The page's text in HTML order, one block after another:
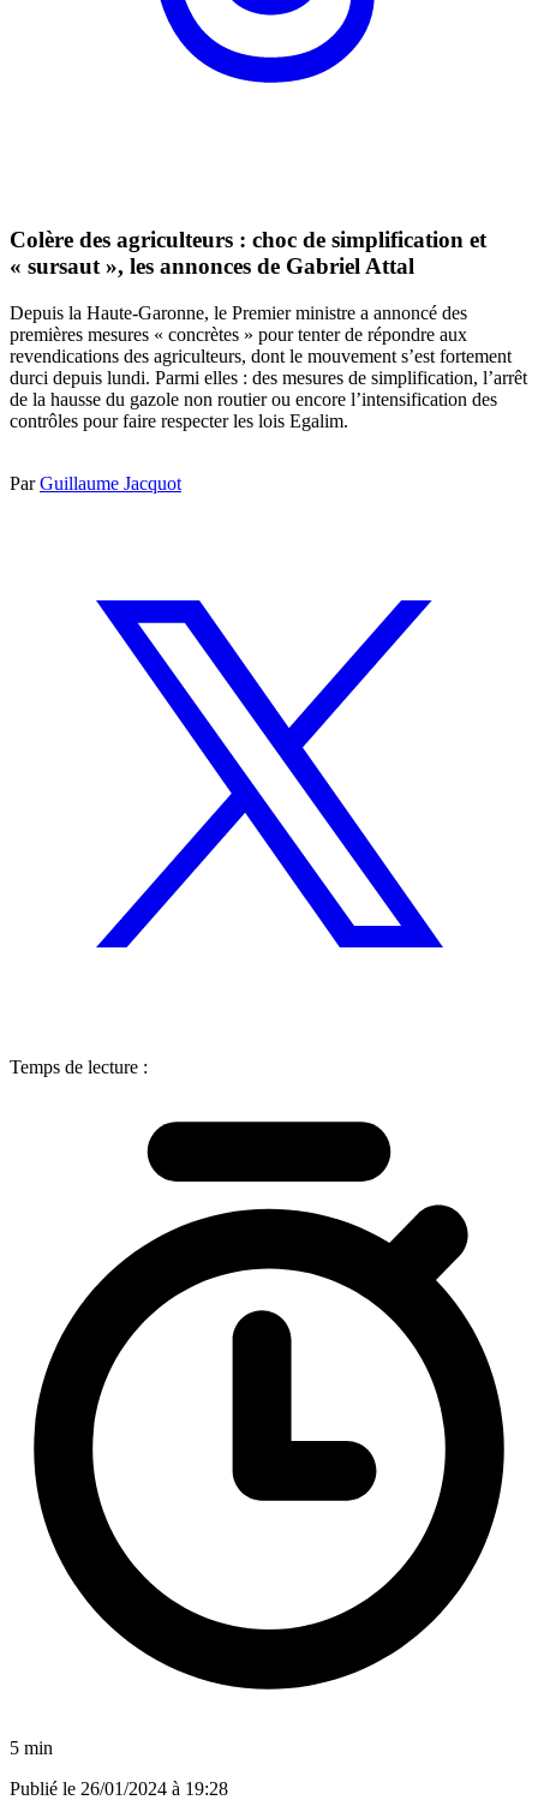
Colère des agriculteurs : choc de simplification et
« sursaut », les annonces de Gabriel Attal
Depuis la Haute-Garonne, le Premier ministre a annoncé des
premières mesures « concrètes » pour tenter de répondre aux
revendications des agriculteurs, dont le mouvement s’est fortement
durci depuis lundi. Parmi elles : des mesures de simplification, l’arrêt
de la hausse du gazole non routier ou encore l’intensification des
contrôles pour faire respecter les lois Egalim.
ParGuillaume Jacquot
Temps de lecture :
5 min
Publié le 26/01/2024 à 19:28